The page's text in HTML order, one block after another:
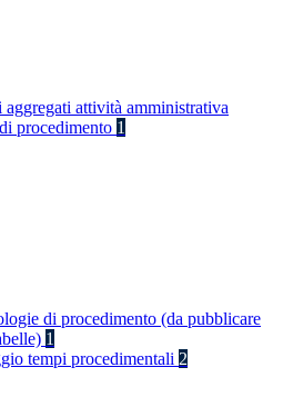
aggregati attività amministrativa
procedimento 1
di procedimento (da pubblicare
1
tempi procedimentali 2